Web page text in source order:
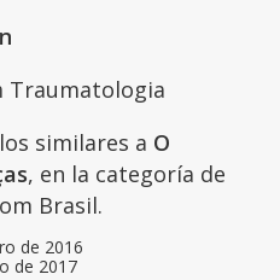
Traumatologia
similares a O
, en la categoría de
Brasil.
de 2016
de 2017